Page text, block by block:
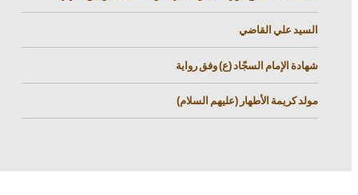
السيد علي القاضي
شهادة الإمام السجّاد (ع) وفق رواية
مولد كريمة الأطهار (عليهم السلام)